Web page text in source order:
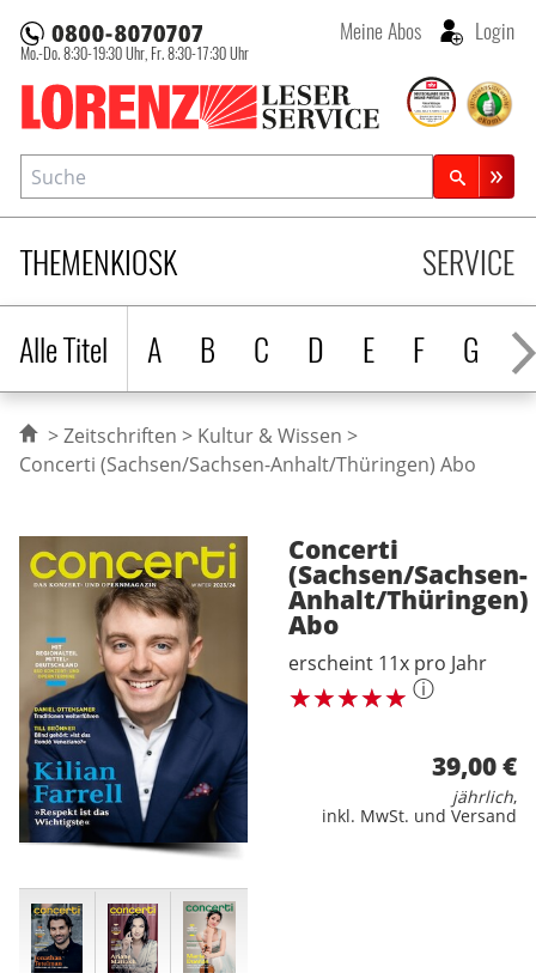
Lorenz Leserservice
Mo.-Do. 8:30-19:30 Uhr, Fr. 8:30-17:30 Uhr
Meine Abos Login
THEMENKIOSK
Alle Titel
A B C D E F G H
SERVICE
Suche
Zeitschriftensuche
Zeitschriften
Kultur & Wissen
Concerti (Sachsen/Sachsen-Anhalt/Thüringen) Abo
Concerti
(Sachsen/Sachsen-
Anhalt/Thüringen)
Abo
erscheint 11x pro Jahr
ⓘ
39,00 €
jährlich,
inkl. MwSt. und Versand